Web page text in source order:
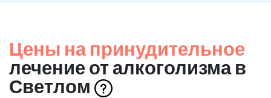
Цены на принудительное
лечение от алкоголизма в
Светлом